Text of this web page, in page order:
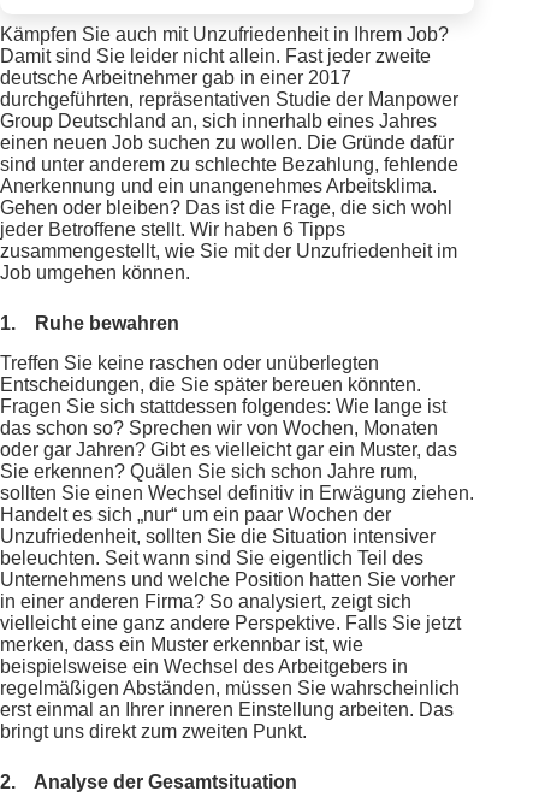
Kämpfen Sie auch mit Unzufriedenheit in Ihrem Job?
Damit sind Sie leider nicht allein. Fast jeder zweite
deutsche Arbeitnehmer gab in einer 2017
durchgeführten, repräsentativen Studie der Manpower
Group Deutschland an, sich innerhalb eines Jahres
einen neuen Job suchen zu wollen. Die Gründe dafür
sind unter anderem zu schlechte Bezahlung, fehlende
Anerkennung und ein unangenehmes Arbeitsklima.
Gehen oder bleiben? Das ist die Frage, die sich wohl
jeder Betroffene stellt. Wir haben 6 Tipps
zusammengestellt, wie Sie mit der Unzufriedenheit im
Job umgehen können.
1.
Ruhe bewahren
Treffen Sie keine raschen oder unüberlegten
Entscheidungen, die Sie später bereuen könnten.
Fragen Sie sich stattdessen folgendes: Wie lange ist
das schon so? Sprechen wir von Wochen, Monaten
oder gar Jahren? Gibt es vielleicht gar ein Muster, das
Sie erkennen? Quälen Sie sich schon Jahre rum,
sollten Sie einen Wechsel definitiv in Erwägung ziehen.
Handelt es sich „nur“ um ein paar Wochen der
Unzufriedenheit, sollten Sie die Situation intensiver
beleuchten. Seit wann sind Sie eigentlich Teil des
Unternehmens und welche Position hatten Sie vorher
in einer anderen Firma? So analysiert, zeigt sich
vielleicht eine ganz andere Perspektive. Falls Sie jetzt
merken, dass ein Muster erkennbar ist, wie
beispielsweise ein Wechsel des Arbeitgebers in
regelmäßigen Abständen, müssen Sie wahrscheinlich
erst einmal an Ihrer inneren Einstellung arbeiten. Das
bringt uns direkt zum zweiten Punkt.
2. Analyse der Gesamtsituation